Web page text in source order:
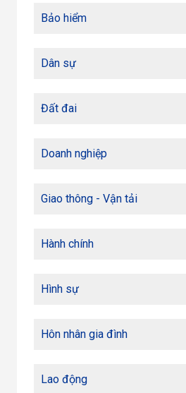
Bảo hiểm
Dân sự
Đất đai
Doanh nghiệp
Giao thông - Vận tải
Hành chính
Hình sự
Hôn nhân gia đình
Lao động